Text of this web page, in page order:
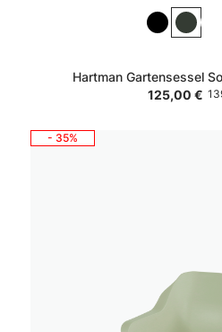
Hartman Gartensessel
125,00 €
- 35%